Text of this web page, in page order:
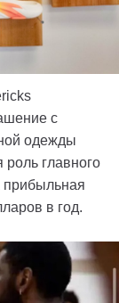
с
одежды
роль главного
прибыльная
в год.